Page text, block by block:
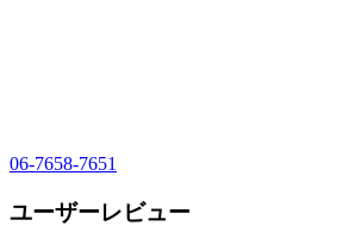
06-7658-7651
ユーザーレビュー